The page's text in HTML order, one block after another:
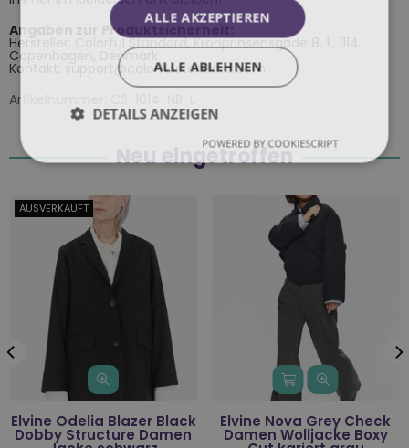
Angaben zur Produktsicherheit:
Hersteller: Colorful Standard, Kronprinsensgade 8, 1., 1114
Copenhagen, Denmark
Kontakt: support@colorfulstandard.com
Artikelnummer:
Neu eingetroffen
AUSVERKAUFT
Elvine Odelia Blazer Black
Dobby Structure Damen
Elvine Nova Grey Check
Damen Wolljacke Boxy
ALLE AKZEPTIEREN
ALLE ABLEHNEN
DETAILS ANZEIGEN
POWERED BY COOKIESCRIPT